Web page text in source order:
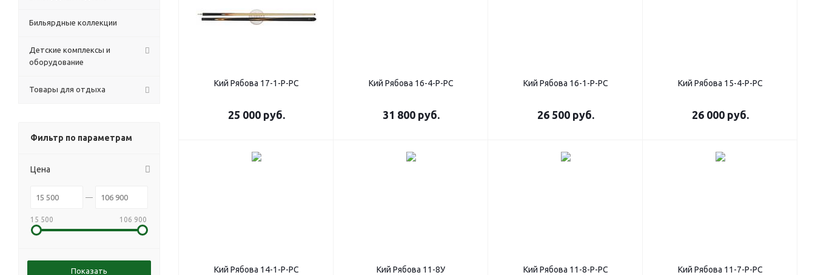
Кий Рябова 17-1-Р-РС
25 000руб.
Кий Рябова 16-4-Р-РС
31 800руб.
Кий Рябова 16-1-Р-РС
26 500руб.
Кий Рябова 15-4-Р-РС
26 000руб.
Кий Рябова 14-1-Р-РС Кий Рябова 11-8У Кий Рябова 11-8-Р-РС Кий Рябова 11-7-Р-РС
Бильярдные коллекции
Детские комплексы и
оборудование
Товары для отдыха
Фильтр по параметрам
Цена
15 500 106 900